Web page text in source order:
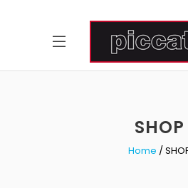
SHOP
Home